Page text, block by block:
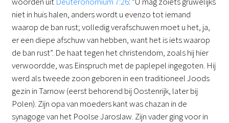
niet in huis halen, anders wordt u evenzo tot iemand
waarop de ban rust; volledig verafschuwen moet u het, ja,
er een diepe afschuw van hebben, want het is iets waarop
de ban rust”. De haat tegen het christendom, zoals hij hier
verwoordde, was Einspruch met de paplepel ingegoten. Hij
werd als tweede zoon geboren in een traditioneel Joods
gezin in Tarnow (eerst behorend bij Oostenrijk, later bij
Polen). Zijn opa van moeders kant was chazan in de
synagoge van het Poolse Jaroslaw. Zijn vader ging voor in